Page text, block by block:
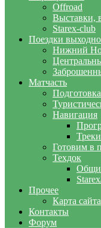
Offroad
Выставки,
Starex-club
Поездки
Нижний
Матчасть
Навигация
Готовим в
Техдок
Прочее
Карта сайта
Контакты
Форум